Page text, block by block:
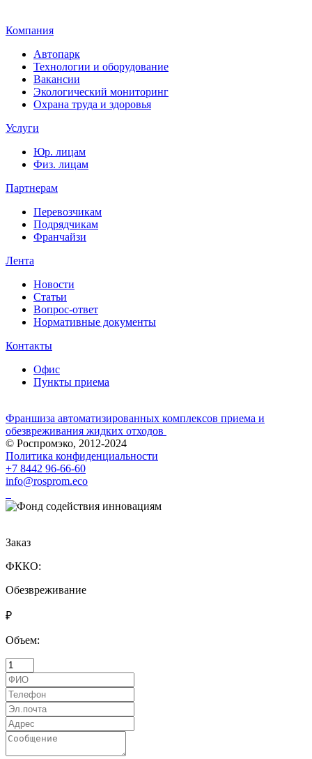
Компания
Автопарк
Технологии и оборудование
Вакансии
Экологический мониторинг
Охрана труда и здоровья
Услуги
Юр. лицам
Физ. лицам
Партнерам
Перевозчикам
Подрядчикам
Франчайзи
Лента
Новости
Статьи
Вопрос-ответ
Нормативные документы
Контакты
Офис
Пункты приема
Франшиза автоматизированных комплексов приема и
обезвреживания жидких отходов
© Роспромэко, 2012-2024
Политика конфиденциальности
+7 8442 96-66-60
info@rosprom.eco
Заказ
ФККО:
Обезвреживание
₽
Объем: